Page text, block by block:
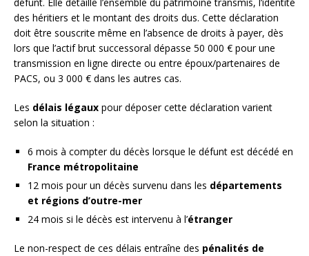
des héritiers et le montant des droits dus. Cette déclaration
doit être souscrite même en l’absence de droits à payer, dès
lors que l’actif brut successoral dépasse 50 000 € pour une
transmission en ligne directe ou entre époux/partenaires de
PACS, ou 3 000 € dans les autres cas.
Les délais légaux pour déposer cette déclaration varient
selon la situation :
6 mois à compter du décès lorsque le défunt est décédé en
France métropolitaine
12 mois pour un décès survenu dans les départements
et régions d’outre-mer
24 mois si le décès est intervenu à l’étranger
Le non-respect de ces délais entraîne des pénalités de